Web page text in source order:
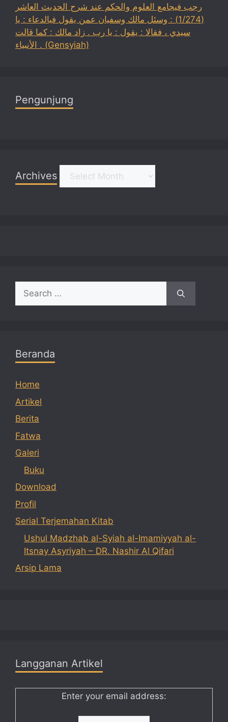
رجب فيجامع العلوم والحكم عند شرح الحديث العاشر
(1/274) : وسئل مالك وسفيان عمن يقول فيالدعاء : يا
سيدي ، فقالا : يقول : يا رب . زاد مالك : كما قالت
الأنبياء . (Gensyiah)
Pengunjung
Archives Archives
Search
for:
Beranda
Home
Artikel
Berita
Fatwa
Galeri
Buku
Download
Profil
Serial Terjemahan Kitab
Ushul Madzhab al-Syiah al-Imamiyyah al-
Itsnay Asyriyah – DR. Nashir Al Qifari
Arsip Lama
Langganan Artikel
Enter your email address: